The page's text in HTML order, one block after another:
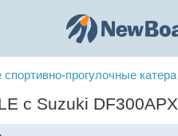
прогулочные катера
с Suzuki